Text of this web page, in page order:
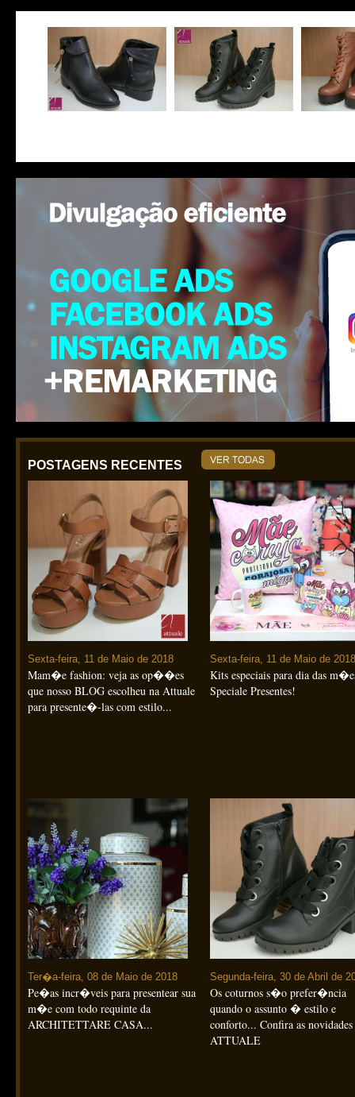
POSTAGENS RECENTES
Sexta-feira, 11 de Maio de 2018
Mam�e fashion: veja as op��es
que nosso BLOG escolheu na Attuale
para presente�-las com estilo...
Sexta-feira, 11 de Maio de 2018
Kits especiais para dia das
Speciale Presentes!
Ter�a-feira, 08 de Maio de 2018
Pe�as incr�veis para presentear sua
m�e com todo requinte da
ARCHITETTARE CASA...
Segunda-feira, 30 de Abril de
Os coturnos s�o prefer�ncia
quando o assunto � estilo e
conforto... Confira as novidades
ATTUALE